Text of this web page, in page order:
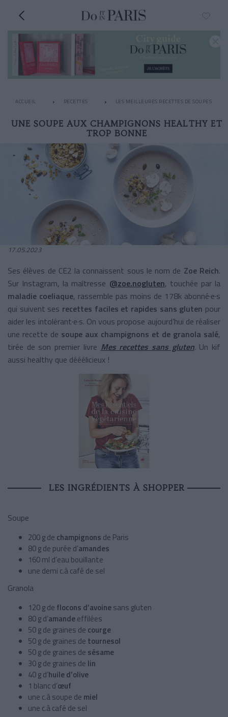
ACCUEIL RECETTES LES MEILLEURES RECETTES DE SOUPES
UNE SOUPE AUX CHAMPIGNONS HEALTHY ET
TROP BONNE
17.05.2023
Ses élèves de CE2 la connaissent sous le nom de Zoe Reich.
Sur Instagram, la maîtresse @zoe.nogluten, touchée par la
maladie coeliaque, rassemble pas moins de 178k abonné·e·s
qui suivent ses recettes faciles et rapides sans gluten pour
aider les intolérant·e·s. On vous propose aujourd’hui de réaliser
une recette de soupe aux champignons et de granola salé,
tirée de son premier livre Mes recettes sans gluten. Un kif
aussi healthy que dééélicieux !
LES INGRÉDIENTS À SHOPPER
Soupe
200 g de champignons de Paris
80 g de purée d’amandes
160 ml d’eau bouillante
une demi c.à café de sel
Granola
120 g de flocons d’avoinesans gluten
80 g d’amandeeffilées
50 g de graines de courge
50 g de graines de tournesol
50 g de graines de sésame
30 g de graines de lin
40 g d’huile d’olive
1 blanc d’œuf
une c.à soupe de miel
une c.à café de sel